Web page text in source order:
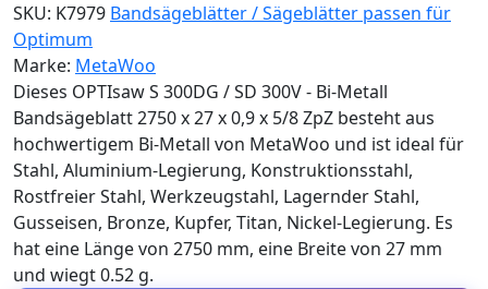
SKU: K7979 Bandsägeblätter / Sägeblätter passen für
Optimum
Marke: MetaWoo
Dieses OPTIsaw S 300DG / SD 300V - Bi-Metall
Bandsägeblatt 2750 x 27 x 0,9 x 5/8 ZpZ besteht aus
hochwertigem Bi-Metall von MetaWoo und ist ideal für
Stahl, Aluminium-Legierung, Konstruktionsstahl,
Rostfreier Stahl, Werkzeugstahl, Lagernder Stahl,
Gusseisen, Bronze, Kupfer, Titan, Nickel-Legierung. Es
hat eine Länge von 2750 mm, eine Breite von 27 mm
und wiegt 0.52 g.